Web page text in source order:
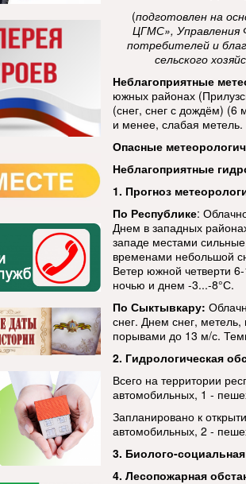
(подготовлен на
ЦГМС», Управления
потребителей и
сельского
Неблагоприятные
южных районах
(снег, снег с дождём)
и менее, слабая метель.
Опасные
Неблагоприятные
1. Прогноз
По Республике:
Днем в западных
западе местами
временами небольшой
Ветер южной четверти
ночью и днем -3...-8°С.
По Сыктывкару:
снег. Днем снег,
порывами до 13 м/с.
2. Гидрологическая
Всего на территории
автомобильных, 1 -
Запланировано к
автомобильных, 2 -
3. Биолого-
4. Лесопожарная